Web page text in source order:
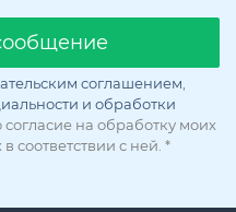
соглашением
и обработки
на обработку моих
соответствии с ней. *